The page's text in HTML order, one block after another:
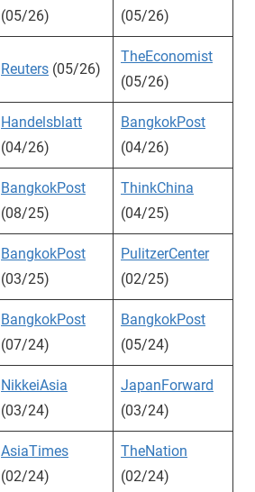
(05/26)
(05/26)
Reuters (05/26)
TheEconomist
(05/26)
Handelsblatt
(04/26)
BangkokPost
(04/26)
BangkokPost
(08/25)
ThinkChina
(04/25)
BangkokPost
(03/25)
PulitzerCenter
(02/25)
BangkokPost
(07/24)
BangkokPost
(05/24)
NikkeiAsia
(03/24)
JapanForward
(03/24)
AsiaTimes
(02/24)
TheNation
(02/24)